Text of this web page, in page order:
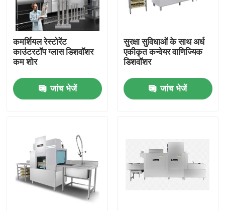
हमारे बारे में
फैक्टरी यात्रा
गुणवत्ता नियंत्रण
एक बोली का अनुरोध
वाणिज्यिक डिशवॉशर मशीन
कमर्शियल रेस्टोरेंट
काउंटरटॉप ग्लास डिशवॉशर
कम शोर
जांच भेजें
सुरक्षा सुविधाओं के साथ अर्ध
एकीकृत कन्वेयर वाणिज्यिक
डिशवॉशर
जांच भेजें